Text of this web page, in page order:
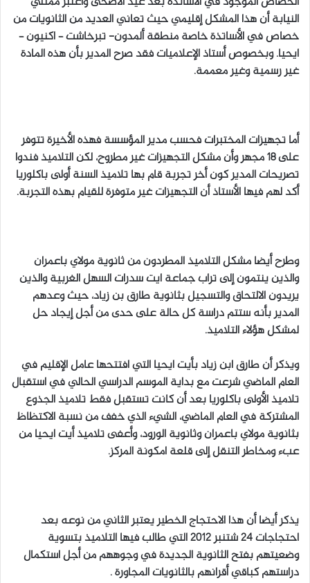
النيابة أن هذا المشكل إقليمي حيث تعاني العديد من الثانويات من
خصاص في الأساتذة خاصة منطقة ألمدون- تبرخاشت – اكنيون –
ايحيا. وبخصوص أستاذ الإعلاميات فقد صرح المدير بأن هذه المادة
غير رسمية وغير معممة.
أما تجهيزات المختبرات فحسب مدير المؤسسة فهذه الأخيرة تتوفر
على 18 مجهر وأن مشكل التجهيزات غير مطروح، لكن التلاميذ فندوا
تصريحات المدير كون أخر تجربة قام بها تلاميذ السنة أولى باكلوريا
أكد لهم فيها الأستاذ أن التجهيزات غير متوفرة للقيام بهذه التجربة.
وطرح أيضا مشكل التلاميذ المطردون من ثانوية مولاي باعمران
والذين ينتمون إلى تراب جماعة ايت سدرات السهل الغربية والذين
يريدون الالتحاق والتسجيل بثانوية طارق بن زياد، حيث وعدهم
المدير بأنه ستتم دراسة كل حالة على حدى من أجل إيجاد حل
لمشكل هؤلاء التلاميذ.
ويذكر أن طارق ابن زياد بأيت ايحيا التي افتتحها عامل الإقليم في
العام الماضي شرعت مع بداية الموسم الدراسي الحالي في استقبال
تلاميذ الأولى باكلوريا بعد أن كانت تستقبل فقط تلاميذ الجذوع
المشتركة في العام الماضي، الشيء الذي خفف من نسبة الاكتظاظ
بثانوية مولاي باعمران وثانوية الورود، وأعفى تلاميذ أيت ايحيا من
عبء ومخاطر التنقل إلى قلعة امكونة المركز.
يذكر أيضا أن هذا الاحتجاج الخطير يعتبر الثاني من نوعه بعد
احتجاجات 24 شتنبر 2012 التي طالب فيها التلاميذ بتسوية
وضعيتهم بفتح الثانوية الجديدة في وجوههم من أجل استكمال
دراستهم كباقي أقرانهم بالثانويات المجاورة .